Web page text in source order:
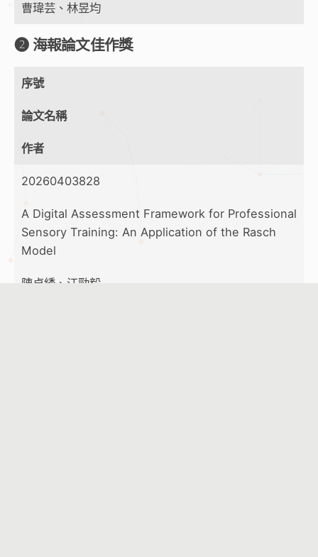
曹瑋芸、林昱均
➋ 海報論文佳作獎
序號
論文名稱
作者
20260403828
A Digital Assessment Framework for Professional
Sensory Training: An Application of the Rasch
Model
陳貞綉、江勁毅